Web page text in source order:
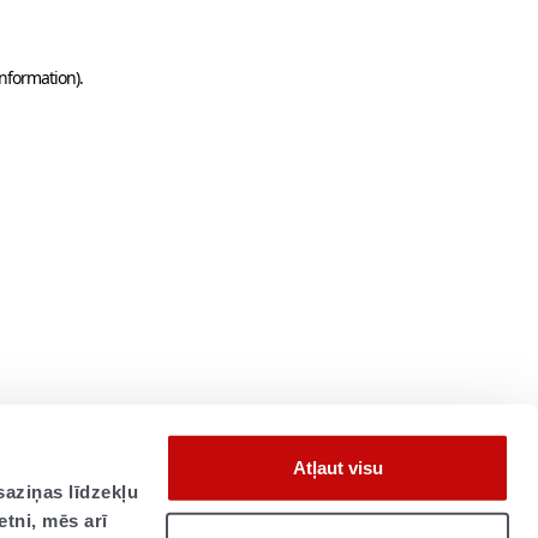
līdzekļu
mēs arī
Atļaut visu
.